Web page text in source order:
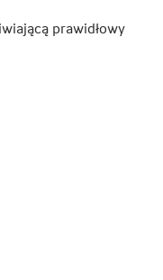
prawidłowy